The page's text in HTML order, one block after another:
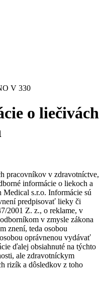
infekcií
dialyzačnú starostlivosť
Slovensku. Viac
stredísk.
​v B. Braun. Vyhľadajte náš
na Slovensku.​
V 330
o liečivách
pracovníkov v zdravotníctve,
informácie o liekoch a
s.r.o. Informácie sú
predpisovať lieky či
2001 Z. z., o reklame, v
v zmysle zákona
znení, teda osobou
oprávnenou vydávať
ďalej obsiahnuté na týchto
ale zdravotníckym
rizík a dôsledkov z toho